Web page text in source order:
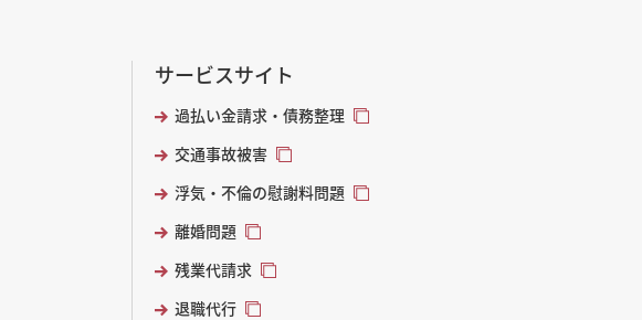
サービスサイト
過払い金請求・債務整理
交通事故被害
浮気・不倫の慰謝料問題
離婚問題
残業代請求
退職代行